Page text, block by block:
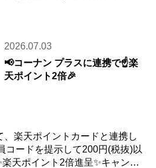
2026.07.03
📢コーナン プラスに連携で☝️楽
天ポイント2倍🎉
楽天ポイントカードと連携し
コードを提示して200円(税抜)以
天ポイント2倍進呈✨キャンペ